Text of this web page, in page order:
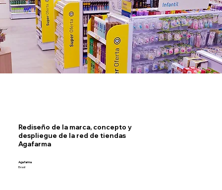
Rediseño de la marca, concepto y
despliegue de la red de tiendas
Agafarma
Agafarma
Brasil